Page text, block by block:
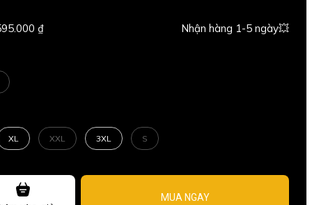
XL XXL 3XL S
MUA NGAY
₫ Nhận hàng 1-5 ngày💥